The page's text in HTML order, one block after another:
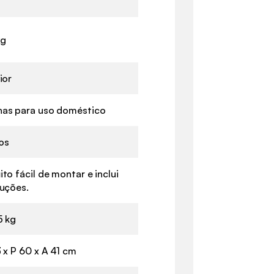
para uso doméstico
fácil de montar e inclui
kg
x P 60 x A 41 cm